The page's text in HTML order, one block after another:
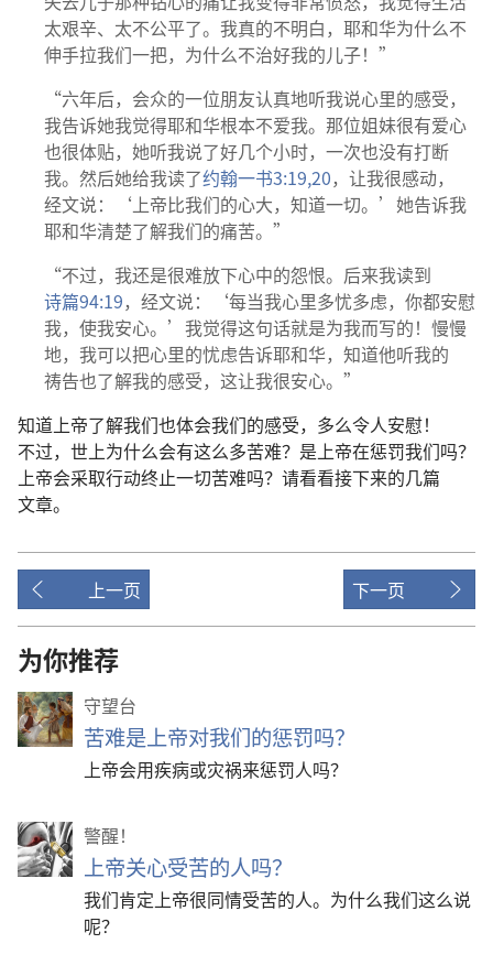
太艰辛、 太不公平了。 我真的不明白 ， 耶和华为什么不
伸手拉我们一把， 为什么不治好我的儿子！”
“六年后， 会众的一位朋友认真地听我说心里的感受，
我告诉她我觉得耶和华根本不爱我。 那位姐妹很有爱心
也很体贴， 她听我说了好几个小时， 一次也没有打断
我。 然后她给我读了约翰一书3:19,20， 让我很感动，
经文说：‘ 上帝比我们的心大， 知道一切。’ 她告诉我
耶和华清楚了解我们的痛苦。”
“不过， 我还是很难放下心中的怨恨。 后来我读到
诗篇94:19， 经文说：‘每当我心里多忧多虑， 你都安慰
我， 使我安心。’ 我觉得这句话就是为我而写的！ 慢慢
地， 我可以把心里的忧虑告诉耶和华， 知道他听我的
祷告也了解我的感受， 这让我很安心。”
知道 上帝了解我们也体会我们的感受， 多么令人安慰！
不过， 世上为什么会有这么多苦难？ 是 上帝在惩罚我们吗？
上帝会采取行动终止一切苦难吗？ 请看看接下来的几篇
文章。
上一页 下一页
为你推荐
守望台
苦难是上帝对我们的惩罚吗？
上帝会用疾病或灾祸来惩罚人吗？
警醒！
上帝关心受苦的人吗？
我们肯定上帝很同情受苦的人。为什么我们这么说
呢？